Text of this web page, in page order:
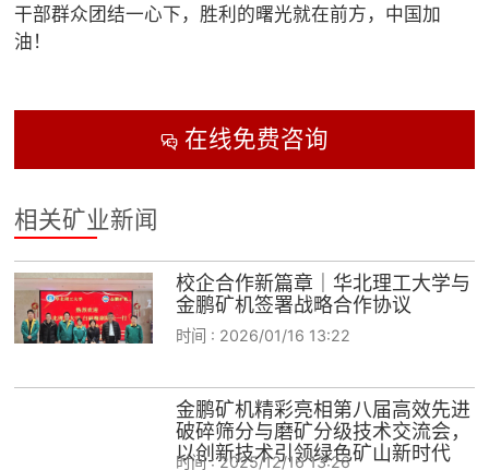
干部群众团结一心下，胜利的曙光就在前方，中国加
油！
在线免费咨询
相关矿业新闻
校企合作新篇章｜华北理工大学与
金鹏矿机签署战略合作协议
时间 : 2026/01/16 13:22
金鹏矿机精彩亮相第八届高效先进
破碎筛分与磨矿分级技术交流会，
以创新技术引领绿色矿山新时代
时间 :2025/12/16 13:26